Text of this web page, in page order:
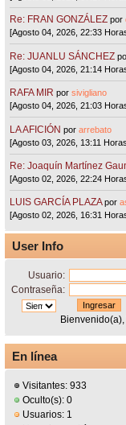
Re: FRAN GONZÁLEZ por
[Agosto 04, 2026, 22:33
Re: JUANLU SÁNCHEZ
[Agosto 04, 2026, 21:14
RAFA MIR porsivigliano
[Agosto 04, 2026, 21:03
LA AFICIÓN porarrebato
[Agosto 03, 2026, 13:11
Re: Joaquín Martínez
[Agosto 02, 2026, 22:24
LUIS GARCÍA PLAZA por
[Agosto 02, 2026, 16:31
User Info
Usuario:
Contraseña:
Bienvenido(a),
En línea
Visitantes: 933
Oculto(s): 0
Usuarios: 1